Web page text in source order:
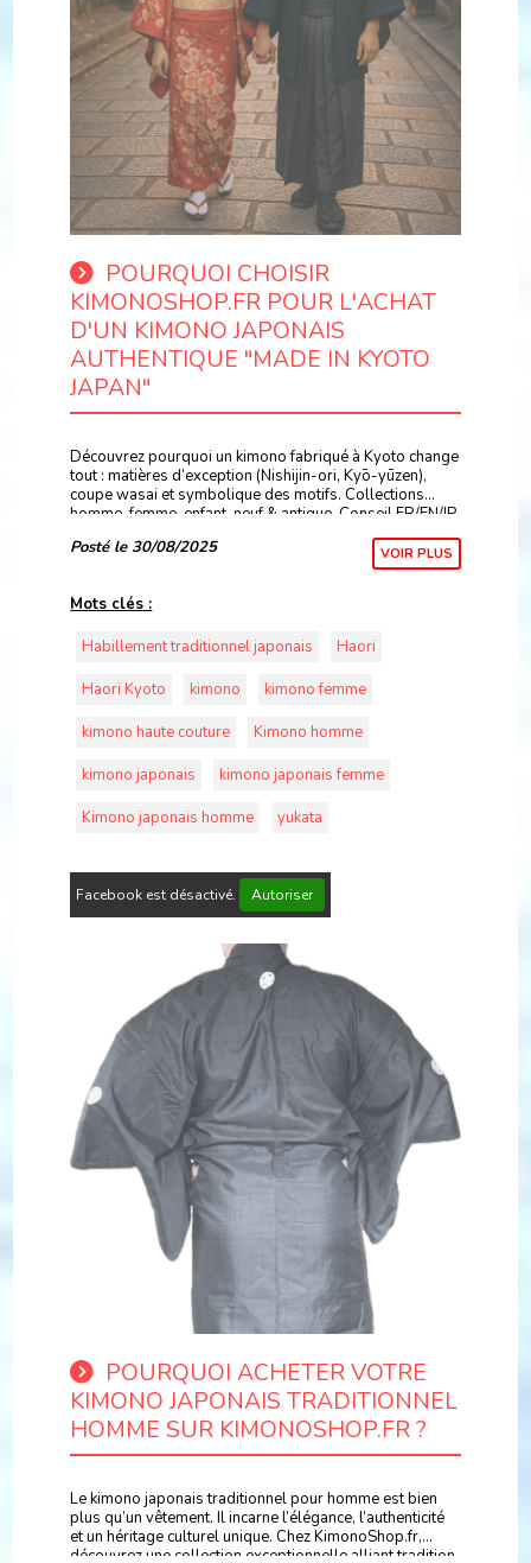
POURQUOI CHOISIR
KIMONOSHOP.FR POUR L'ACHAT
D'UN KIMONO JAPONAIS
AUTHENTIQUE "MADE IN KYOTO
JAPAN"
Découvrez pourquoi un kimono fabriqué à Kyoto change
tout : matières d’exception (Nishijin-ori, Kyō-yūzen),
coupe wasai et symbolique des motifs. Collections
homme, femme, enfant, neuf & antique. Conseil FR/EN/JP
Posté le 30/08/2025 VOIR PLUS
Mots clés :
Habillement traditionnel japonais
Haori
Haori Kyoto
kimono
kimono femme
kimono haute couture
Kimono homme
kimono japonais
kimono japonais femme
Kimono japonais homme
yukata
Facebook est désactivé. Autoriser
POURQUOI ACHETER VOTRE
KIMONO JAPONAIS TRADITIONNEL
HOMME SUR KIMONOSHOP.FR ?
Le kimono japonais traditionnel pour homme est bien
plus qu’un vêtement. Il incarne l’élégance, l’authenticité
et un héritage culturel unique. Chez KimonoShop.fr,
découvrez une collection exceptionnelle alliant tradition